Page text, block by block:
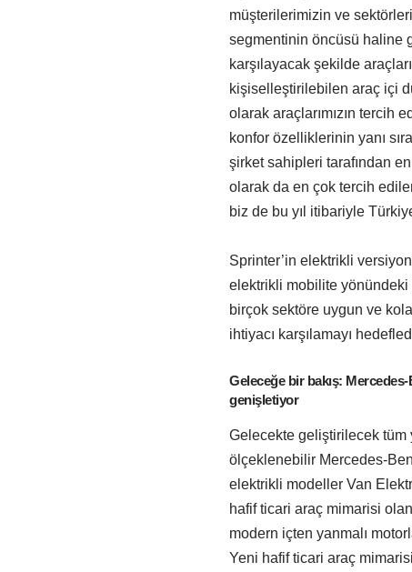
müşterilerimizin ve
segmentinin öncüsü haline
karşılayacak şekilde
kişiselleştirilebilen araç içi
olarak araçlarımızın tercih
konfor özelliklerinin yanı
şirket sahipleri tarafından
olarak da en çok tercih
biz de bu yıl itibariyle
Sprinter’in elektrikli
elektrikli mobilite yönündeki
birçok sektöre uygun ve
ihtiyacı karşılamayı
Geleceğe bir bakış:
genişletiyor
Gelecekte geliştirilecek tüm
ölçeklenebilir Mercedes-
elektrikli modeller Van
hafif ticari araç mimarisi
modern içten yanmalı
Yeni hafif ticari araç